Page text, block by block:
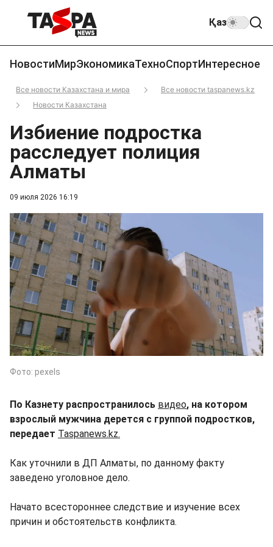
Қаз
НовостиМирЭкономикаТехноСпортИнтересное
Все новости Казахстана и мира
Все новости taspanews.kz
Новости Казахстана
09 июля 2026 16:19
Избиение подростка
расследует полиция
Алматы
Фото: pexels
По Казнету распространилось видео, на котором
взрослый мужчина дерется с группой подростков,
передает Taspanews.kz.
Как уточнили в ДП Алматы, по данному факту
заведено уголовное дело.
Начато всестороннее следствие и изучение всех
причин и обстоятельств конфликта.